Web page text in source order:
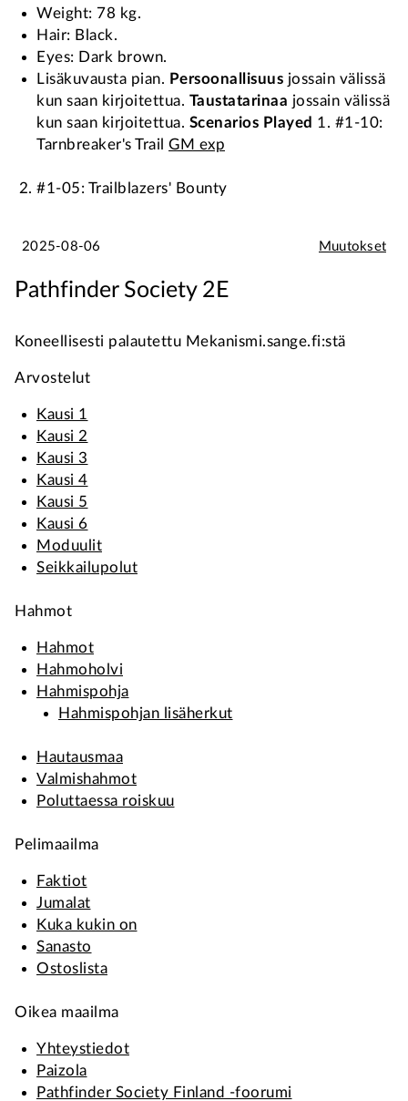
Weight: 78 kg.
Hair: Black.
Eyes: Dark brown.
Lisäkuvausta pian. Persoonallisuus jossain välissä
kun saan kirjoitettua. Taustatarinaa jossain välissä
kun saan kirjoitettua. Scenarios Played 1. #1-10:
Tarnbreaker's Trail GM exp
#1-05: Trailblazers' Bounty
2025-08-06 Muutokset
Pathfinder Society 2E
Koneellisesti palautettu Mekanismi.sange.fi:stä
Arvostelut
Kausi 1
Kausi 2
Kausi 3
Kausi 4
Kausi 5
Kausi 6
Moduulit
Seikkailupolut
Hahmot
Hahmot
Hahmoholvi
Hahmispohja
Hahmispohjan lisäherkut
Hautausmaa
Valmishahmot
Poluttaessa roiskuu
Pelimaailma
Faktiot
Jumalat
Kuka kukin on
Sanasto
Ostoslista
Oikea maailma
Yhteystiedot
Paizola
Pathfinder Society Finland -foorumi